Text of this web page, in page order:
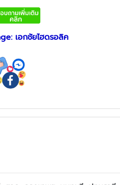
เอกชัยไฮดรอลิค